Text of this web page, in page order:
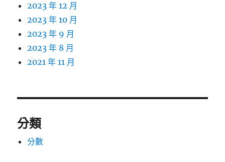
2023 年 12 月
2023 年 10 月
2023 年 9 月
2023 年 8 月
2021 年 11 月
分類
分數